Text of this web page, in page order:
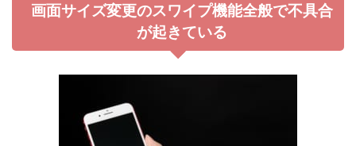
画面サイズ変更のスワイプ機能全般で不具合
が起きている